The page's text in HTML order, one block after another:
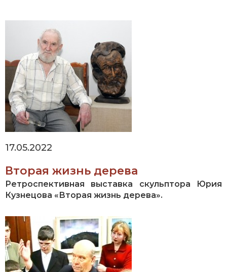
17.05.2022
Вторая жизнь дерева
Ретроспективная выставка скульптора Юрия
Кузнецова «Вторая жизнь дерева».